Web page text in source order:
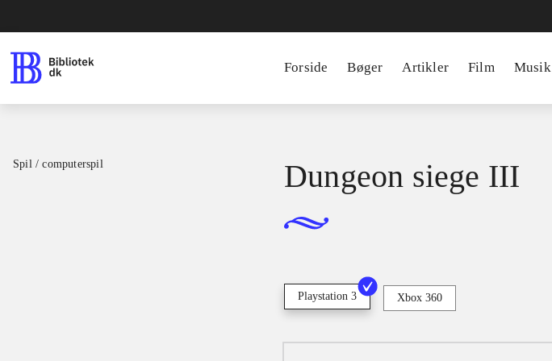
Forside Bøger Artikler Film Musik
Spil / computerspil Dungeon siege III
Playstation 3 Xbox 360